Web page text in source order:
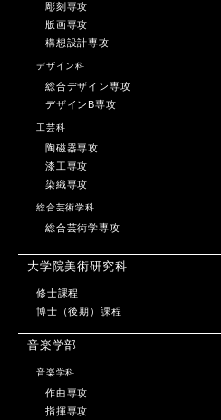
彫刻専攻
版画専攻
構想設計専攻
デザイン科
総合デザイン専攻
デザインB専攻
工芸科
陶磁器専攻
漆工専攻
染織専攻
総合芸術学科
総合芸術学専攻
大学院美術研究科
修士課程
博士（後期）課程
音楽学部
音楽学科
作曲専攻
指揮専攻